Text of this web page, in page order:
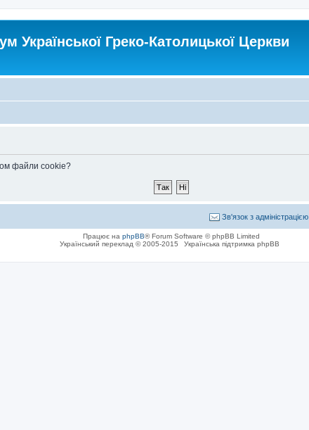
Української Греко-Католицької Церкви
файли cookie?
Зв'язок з адміністрацією
Працює на phpBB® Forum Software © phpBB Limited
Український переклад © 2005-2015
Українська підтримка phpBB